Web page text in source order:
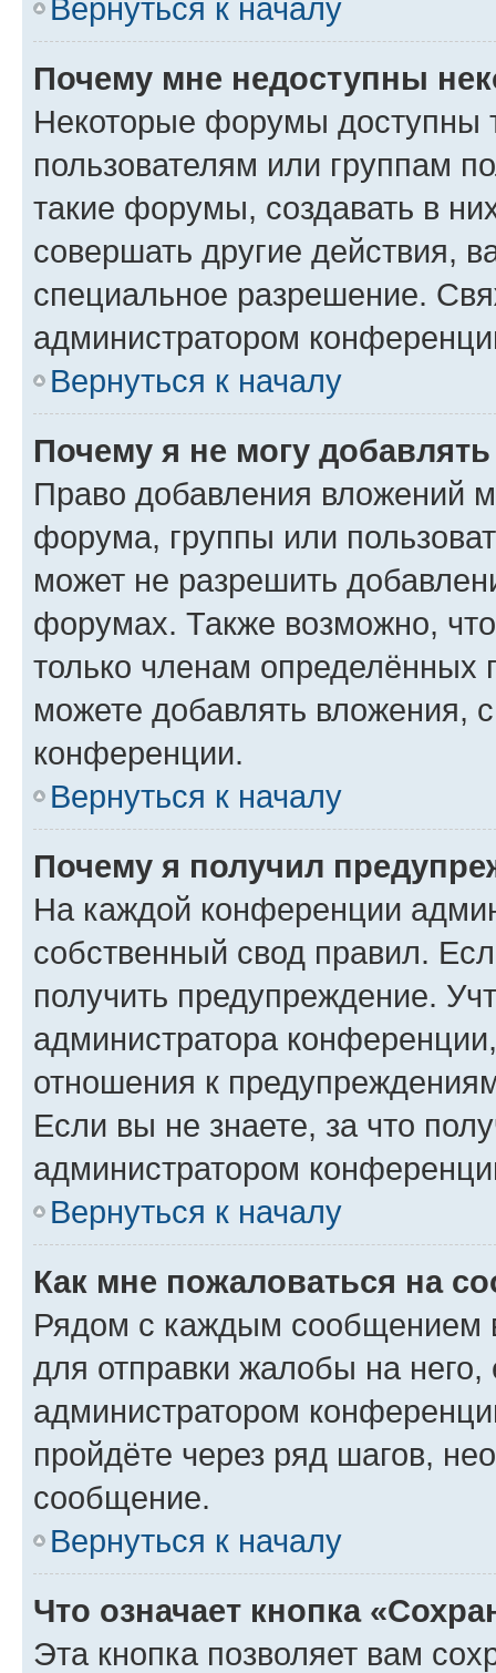
Вернуться к началу
Почему мне недоступны
Некоторые форумы доступны
пользователям или группам
такие форумы, создавать в
совершать другие действия,
специальное разрешение.
администратором
Вернуться к началу
Почему я не могу
Право добавления вложений
форума, группы или
может не разрешить
форумах. Также возможно,
только членам определённых
можете добавлять вложения,
конференции.
Вернуться к началу
Почему я получил
На каждой конференции
собственный свод правил.
получить предупреждение.
администратора
отношения к
Если вы не знаете, за что
администратором
Вернуться к началу
Как мне пожаловаться на
Рядом с каждым сообщением
для отправки жалобы на
администратором
пройдёте через ряд шагов,
сообщение.
Вернуться к началу
Что означает кнопка
Эта кнопка позволяет вам